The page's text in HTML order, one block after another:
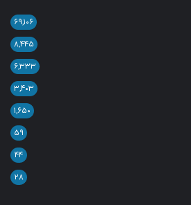
۶۹,۱۰۶
۸,۴۴۵
۶,۳۳۳
۳,۴۰۳
۱,۶۵۰
۵۹
۴۴
۲۸